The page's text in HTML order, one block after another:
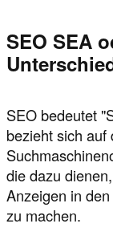
SEO SEA
SEO bedeutet
bezieht sich auf
die dazu
Anzeigen in
zu machen.